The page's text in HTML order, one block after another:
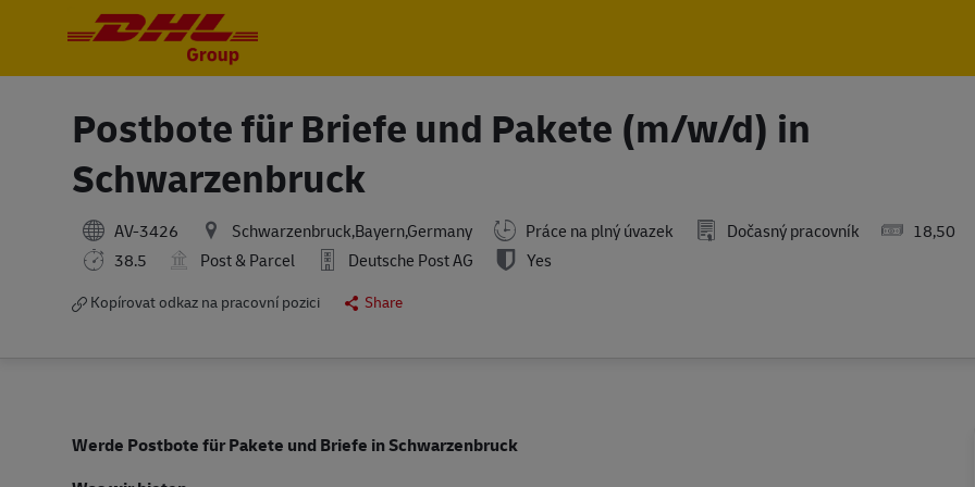
Postbote für Briefe und Pakete (m/w/d) in
Schwarzenbruck
AV-3426 Schwarzenbruck,Bayern,Germany Práce na plný úvazek Dočasný pracovník
18,50
38.5
Post & Parcel Deutsche Post AG Yes
Kopírovat odkaz na pracovní pozici Share
Werde Postbote für Pakete und Briefe inSchwarzenbruck